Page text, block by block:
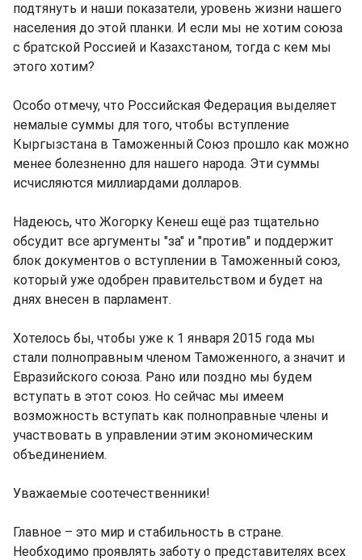
подтянуть и наши показатели, уровень жизни нашего
населения до этой планки. И если мы не хотим союза
с братской Россией и Казахстаном, тогда с кем мы
этого хотим?
Особо отмечу, что Российская Федерация выделяет
немалые суммы для того, чтобы вступление
Кыргызстана в Таможенный Союз прошло как можно
менее болезненно для нашего народа. Эти суммы
исчисляются миллиардами долларов.
Надеюсь, что Жогорку Кенеш ещё раз тщательно
обсудит все аргументы "за" и "против" и поддержит
блок документов о вступлении в Таможенный союз,
который уже одобрен правительством и будет на
днях внесен в парламент.
Хотелось бы, чтобы уже к 1 января 2015 года мы
стали полноправным членом Таможенного, а значит и
Евразийского союза. Рано или поздно мы будем
вступать в этот союз. Но сейчас мы имеем
возможность вступать как полноправные члены и
участвовать в управлении этим экономическим
объединением.
Уважаемые соотечественники!
Главное – это мир и стабильность в стране.
Необходимо проявлять заботу о представителях всех